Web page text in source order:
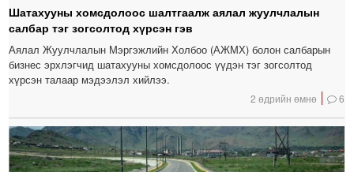
Шатахууны хомсдолоос шалтгаалж аялал жуулчлалын
салбар тэг зогсолтод хүрсэн гэв
Аялал Жуулчлалын Мэргэжлийн Холбоо (АЖМХ) болон салбарын
бизнес эрхлэгчид шатахууны хомсдолоос үүдэн тэг зогсолтод
хүрсэн талаар мэдээлэл хийлээ.
2 өдрийн өмнө 6